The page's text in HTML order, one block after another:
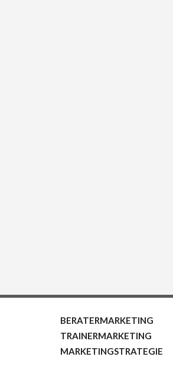
BERATERMARKETING
TRAINERMARKETING
MARKETINGSTRATEGIE